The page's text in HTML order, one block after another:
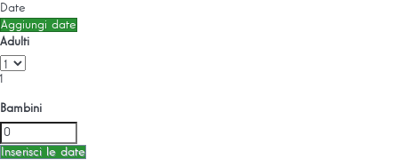
Date
Aggiungi date
Adulti
1
Bambini
Inserisci le date